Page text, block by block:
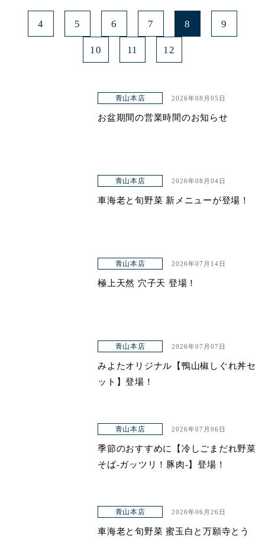
4 5 6 7 8 9
10 11 12
青山本店 2026年08月05日
お盆期間の営業時間のお知らせ
青山本店 2026年08月04日
車海老と旬野菜 新メニューが登場！
青山本店 2026年07月14日
極上天然 穴子天 登場！
青山本店 2026年07月07日
みよたオリジナル【鴨山椒しぐれ丼セ
ット】登場！
青山本店 2026年07月06日
季節のおすすめに【冷しごまだれ野菜
そば-ガッツリ！豚肉-】登場！
青山本店 2026年06月26日
車海老と旬野菜 蜜玉白と万願寺とう